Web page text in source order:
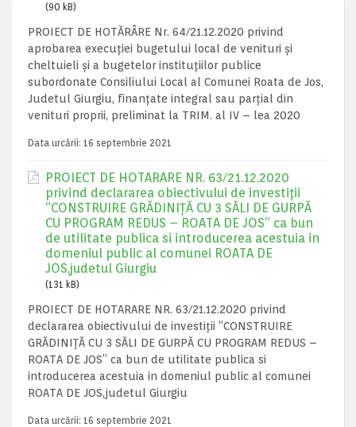
(90 kB)
PROIECT DE HOTĂRÂRE Nr. 64/21.12.2020 privind
aprobarea execuţiei bugetului local de venituri şi
cheltuieli şi a bugetelor instituţiilor publice
subordonate Consiliului Local al Comunei Roata de Jos,
Judetul Giurgiu, finanţate integral sau parţial din
venituri proprii, preliminat la TRIM. al IV – lea 2020
Data urcării: 16 septembrie 2021
PROIECT DE HOTARARE NR. 63/21.12.2020
privind declararea obiectivului de investiții
“CONSTRUIRE GRĂDINIȚĂ CU 3 SĂLI DE GURPĂ
CU PROGRAM REDUS – ROATA DE JOS” ca bun
de utilitate publica si introducerea acestuia in
domeniul public al comunei ROATA DE
JOS,judetul Giurgiu
(131 kB)
PROIECT DE HOTARARE NR. 63/21.12.2020 privind
declararea obiectivului de investiții “CONSTRUIRE
GRĂDINIȚĂ CU 3 SĂLI DE GURPĂ CU PROGRAM REDUS –
ROATA DE JOS” ca bun de utilitate publica si
introducerea acestuia in domeniul public al comunei
ROATA DE JOS,judetul Giurgiu
Data urcării: 16 septembrie 2021